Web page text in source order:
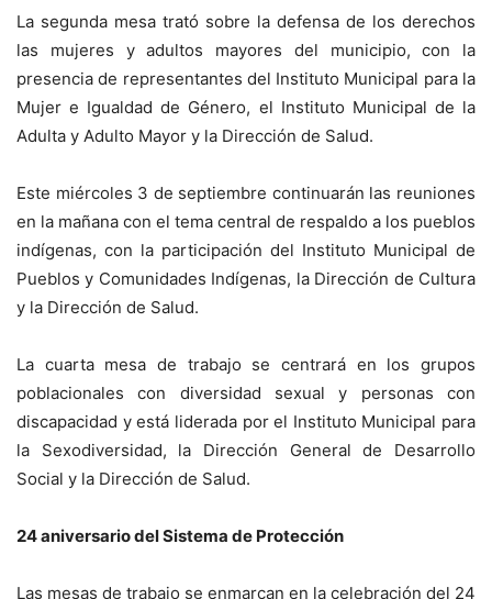
La segunda mesa trató sobre la defensa de los derechos
las mujeres y adultos mayores del municipio, con la
presencia de representantes del Instituto Municipal para la
Mujer e Igualdad de Género, el Instituto Municipal de la
Adulta y Adulto Mayor y la Dirección de Salud.
Este miércoles 3 de septiembre continuarán las reuniones
en la mañana con el tema central de respaldo a los pueblos
indígenas, con la participación del Instituto Municipal de
Pueblos y Comunidades Indígenas, la Dirección de Cultura
y la Dirección de Salud.
La cuarta mesa de trabajo se centrará en los grupos
poblacionales con diversidad sexual y personas con
discapacidad y está liderada por el Instituto Municipal para
la Sexodiversidad, la Dirección General de Desarrollo
Social y la Dirección de Salud.
24 aniversario del Sistema de Protección
Las mesas de trabajo se enmarcan en la celebración del 24